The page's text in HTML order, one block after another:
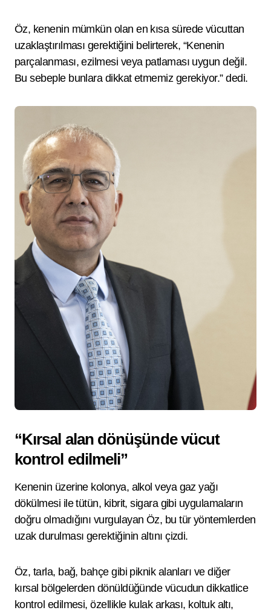
Öz, kenenin mümkün olan en kısa sürede vücuttan
uzaklaştırılması gerektiğini belirterek, “Kenenin
parçalanması, ezilmesi veya patlaması uygun değil.
Bu sebeple bunlara dikkat etmemiz gerekiyor.” dedi.
“Kırsal alan dönüşünde vücut
kontrol edilmeli”
Kenenin üzerine kolonya, alkol veya gaz yağı
dökülmesi ile tütün, kibrit, sigara gibi uygulamaların
doğru olmadığını vurgulayan Öz, bu tür yöntemlerden
uzak durulması gerektiğinin altını çizdi.
Öz, tarla, bağ, bahçe gibi piknik alanları ve diğer
kırsal bölgelerden dönüldüğünde vücudun dikkatlice
kontrol edilmesi, özellikle kulak arkası, koltuk altı,